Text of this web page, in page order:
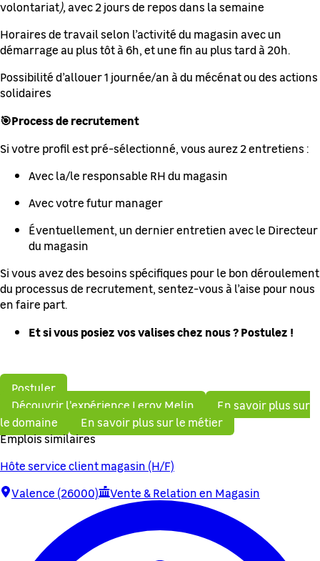
volontariat),avec 2 jours de repos dans la semaine
Horaires de travail selon l’activité du magasin avec un
démarrage au plus tôt à 6h, et une fin au plus tard à 20h.
Possibilité d’allouer 1 journée/an à du mécénat ou des actions
solidaires
🎯Process de recrutement
Si votre profil est pré-sélectionné, vous aurez 2 entretiens :
Avec la/le responsable RH du magasin
Avec votre futur manager
Éventuellement, un dernier entretien avec le Directeur
du magasin
Si vous avez des besoins spécifiques pour le bon déroulement
du processus de recrutement, sentez-vous à l’aise pour nous
en faire part.
Et si vous posiez vos valises chez nous ? Postulez !
Postuler
Découvrir l'expérience Leroy Melin
En savoir plus sur
le domaine
En savoir plus sur le métier
Emplois similaires
Hôte service client magasin (H/F)
Valence (26000)
Vente & Relation en Magasin